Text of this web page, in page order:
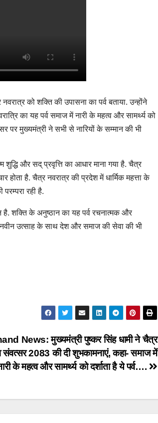
को शक्ति की उपासना का पर्व बताया. उन्होंने
का यह पर्व समाज में नारी के महत्व और सामर्थ्य को
पर मुख्यमंत्री ने सभी से नारियों के सम्मान की भी
शुद्धि और सद् प्रवृत्ति का आधार माना गया है. चैत्र
होता है. चैत्र नवरात्र की प्रदेश में धार्मिक महत्ता के
रही है.
है. शक्ति के अनुष्ठान का यह पर्व रचनात्मक और
नवीन उत्साह के साथ देश और समाज की सेवा की भी
News: मुख्यमंत्री पुष्कर सिंह धामी ने चैत्र
2083 की दी शुभकामनाएं, कहा- समाज में
के महत्व और सामर्थ्य को दर्शाता है ये पर्व….